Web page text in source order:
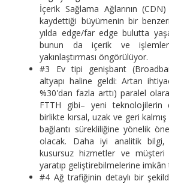
İçerik Sağlama Ağlarının
kaydettiği büyümenin bir
yılda edge/far edge bulutta
bunun da içerik ve işlemleri
yakınlaştırması öngörülüyor.
#3 Ev tipi genişbant
altyapı haline geldi: Artan
%30'dan fazla arttı) paralel
FTTH gibi– yeni teknolojilerin
birlikte kırsal, uzak ve geri
bağlantı sürekliliğine yönelik
olacak. Daha iyi analitik bilgi,
kusursuz hizmetler ve müşteri
yaratıp geliştirebilmelerine imkân
#4 Ağ trafiğinin detaylı bir